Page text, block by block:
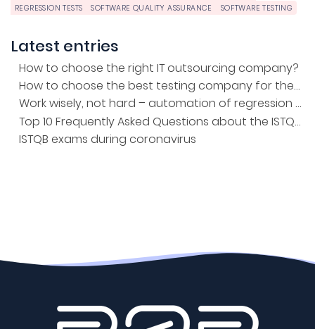
REGRESSION TESTS
SOFTWARE QUALITY ASSURANCE SOFTWARE TESTING
Latest entries
How to choose the right IT outsourcing company?
How to choose the best testing company for the project?
Work wisely, not hard – automation of regression tests
Top 10 Frequently Asked Questions about the ISTQB Exam
ISTQB exams during coronavirus